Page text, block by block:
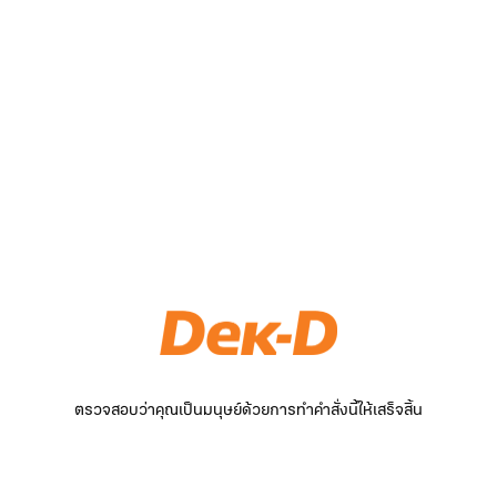
ตรวจสอบว่าคุณเป็นมนุษย์ด้วยการทำคำสั่งนี้ให้เสร็จสิ้น